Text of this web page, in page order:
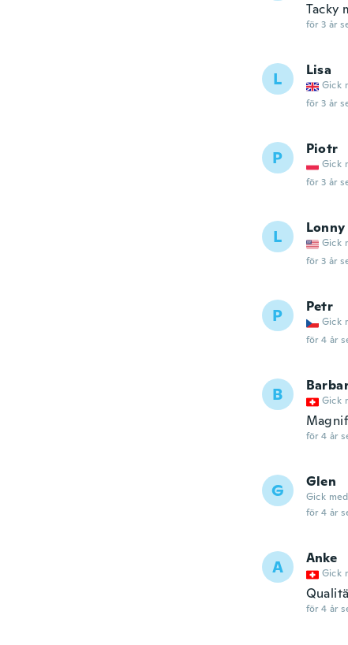
Tacky
för 3 år
L Lisa
Gick
för 3 år
P Piotr
Gick
för 3 år
L Lonny
Gick
för 3 år
P Petr
Gick
för 4 år
B Gick
för 4 år
G Glen
Gick
för 4 år
A Anke
Gick
för 4 år